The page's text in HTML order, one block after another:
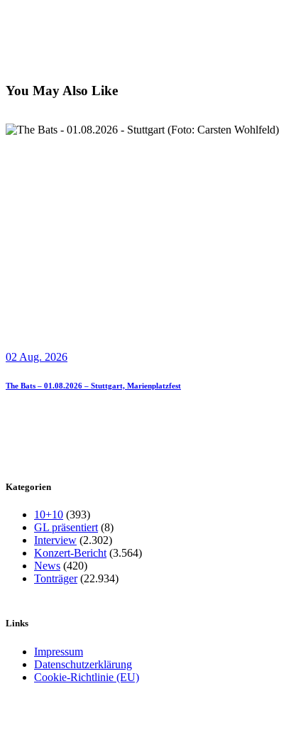
You May Also Like
02 Aug. 2026
The Bats – 01.08.2026 – Stuttgart, Marienplatzfest
Kategorien
10+10 (393)
GL präsentiert (8)
Interview (2.302)
Konzert-Bericht (3.564)
News (420)
Tonträger(22.934)
Links
Impressum
Datenschutzerklärung
Cookie-Richtlinie (EU)